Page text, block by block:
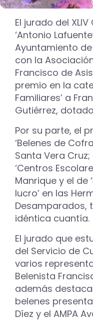
El jurado del
‘Antonio
Ayuntamiento
con la
Francisco de
premio en la
Familiares’ a
Gutiérrez,
Por su parte, el
‘Belenes de
Santa Vera
‘Centros
Manrique y el de
lucro’ en las
Desamparados,
idéntica cuantía.
El jurado que
del Servicio de
varios
Belenista
además
belenes
Díez y el AMPA